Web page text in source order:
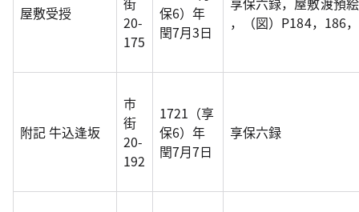
屋敷受授
20-
175
保6）年
閏7月3日
，（図）P184，186
附記 牛込逢坂
市
街
20-
192
1721（享
保6）年
閏7月7日
享保六録